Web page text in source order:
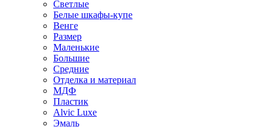
Светлые
Белые шкафы-купе
Венге
Размер
Маленькие
Большие
Средние
Отделка и материал
МДФ
Пластик
Alvic Luxe
Эмаль